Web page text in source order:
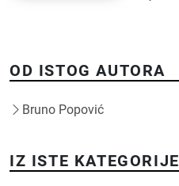
OD ISTOG AUTORA
Bruno Popović
IZ ISTE KATEGORIJE